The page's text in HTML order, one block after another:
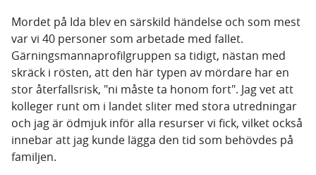
Mordet på Ida blev en särskild händelse och som mest
var vi 40 personer som arbetade med fallet.
Gärningsmannaprofilgruppen sa tidigt, nästan med
skräck i rösten, att den här typen av mördare har en
stor återfallsrisk, "ni måste ta honom fort". Jag vet att
kolleger runt om i landet sliter med stora utredningar
och jag är ödmjuk inför alla resurser vi fick, vilket också
innebar att jag kunde lägga den tid som behövdes på
familjen.